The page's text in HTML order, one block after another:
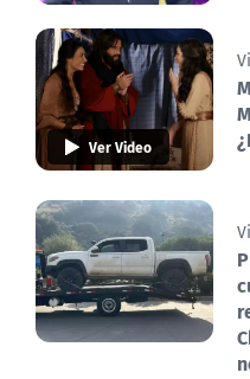
Ver Video